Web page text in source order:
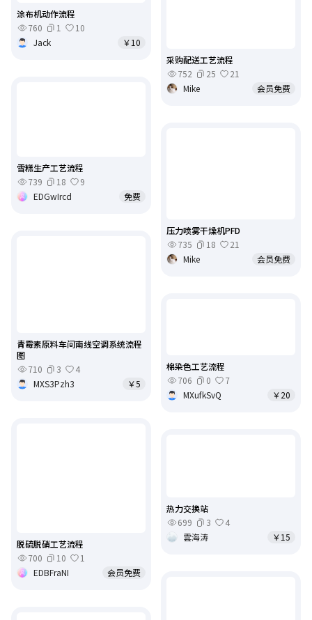
涂布机动作流程
760
1
10
Jack
￥10
采购配送工艺流程
752
25
21
Mike
会员免费
雪糕生产工艺流程
739
18
9
EDGwIrcd
免费
压力喷雾干燥机PFD
735
18
21
Mike
会员免费
青霉素原料车间南线空调系统流程
图
710
3
4
MXS3Pzh3
￥5
棉染色工艺流程
706
0
7
MXufkSvQ
￥20
脱硫脱硝工艺流程
700
10
1
EDBFraNI
会员免费
热力交换站
699
3
4
雲海涛
￥15